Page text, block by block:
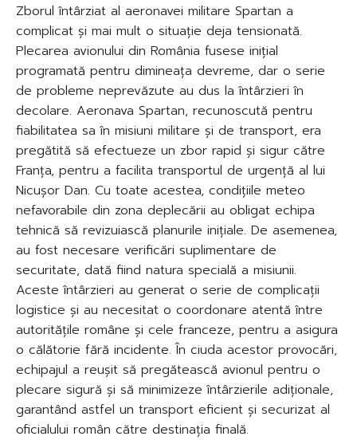
Zborul întârziat al aeronavei militare Spartan a
complicat și mai mult o situație deja tensionată.
Plecarea avionului din România fusese inițial
programată pentru dimineața devreme, dar o serie
de probleme neprevăzute au dus la întârzieri în
decolare. Aeronava Spartan, recunoscută pentru
fiabilitatea sa în misiuni militare și de transport, era
pregătită să efectueze un zbor rapid și sigur către
Franța, pentru a facilita transportul de urgență al lui
Nicușor Dan. Cu toate acestea, condițiile meteo
nefavorabile din zona deplecării au obligat echipa
tehnică să revizuiască planurile inițiale. De asemenea,
au fost necesare verificări suplimentare de
securitate, dată fiind natura specială a misiunii.
Aceste întârzieri au generat o serie de complicații
logistice și au necesitat o coordonare atentă între
autoritățile române și cele franceze, pentru a asigura
o călătorie fără incidente. În ciuda acestor provocări,
echipajul a reușit să pregătească avionul pentru o
plecare sigură și să minimizeze întârzierile adiționale,
garantând astfel un transport eficient și securizat al
oficialului român către destinația finală.